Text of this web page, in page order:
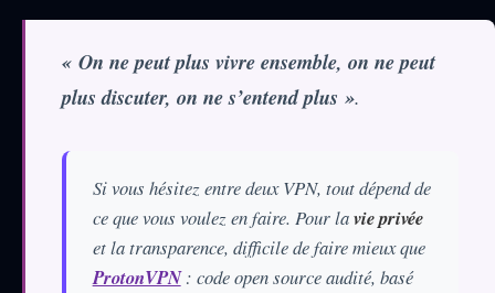
« On ne peut plus vivre ensemble, on ne peut
plus discuter, on ne s’entend plus ».
Si vous hésitez entre deux VPN, tout dépend de
ce que vous voulez en faire. Pour lavie privée
et la transparence, difficile de faire mieux que
ProtonVPN: code open source audité, basé